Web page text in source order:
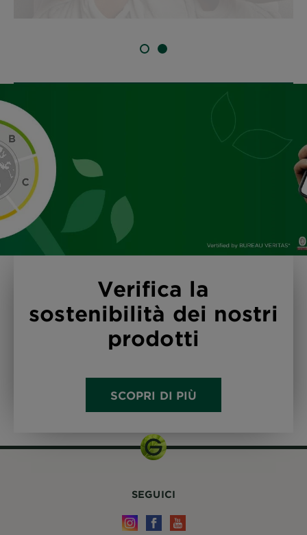
SLIDE 1SLIDE 2
Verifica la
sostenibilità dei nostri
prodotti
SCOPRI DI PIÙ
SEGUICI